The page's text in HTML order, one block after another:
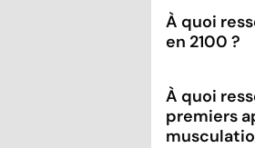
À quoi
en 2100 ?
À quoi
premiers